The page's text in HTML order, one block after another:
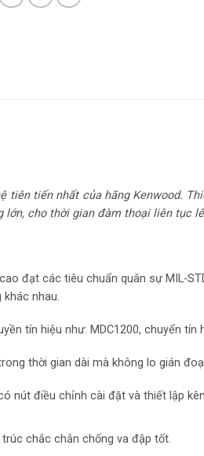
tiên tiến nhất của hãng Kenwood.
lớn, cho thời gian đàm thoại liên tục
đạt các tiêu chuẩn quân sự MIL-
nhau.
tín hiệu như: MDC1200, chuyển tín
thời gian dài mà không lo gián
nút điều chỉnh cài đặt và thiết lập
chắc chắn chống va đập tốt.